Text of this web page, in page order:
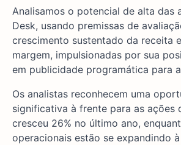
Analisamos o potencial de alta das
Desk, usando premissas de
crescimento sustentado da receita
margem, impulsionadas por sua
em publicidade programática para
Os analistas reconhecem uma
significativa à frente para as ações
cresceu 26% no último ano,
operacionais estão se expandindo